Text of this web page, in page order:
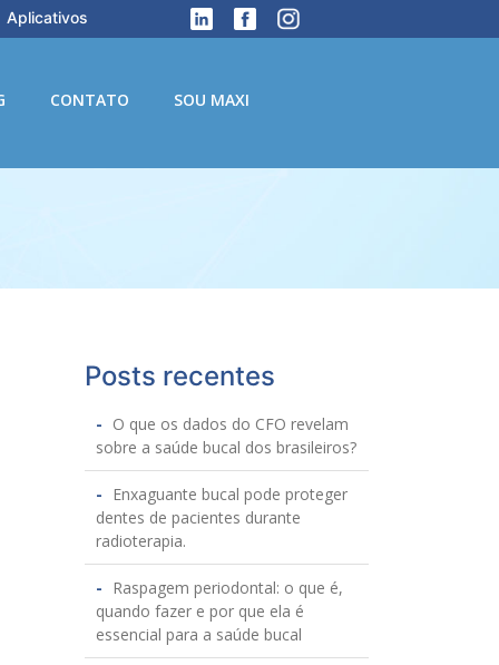
Aplicativos
CONTATO SOU MAXI
Posts recentes
O que os dados do CFO revelam
sobre a saúde bucal dos brasileiros?
Enxaguante bucal pode proteger
dentes de pacientes durante
radioterapia.
Raspagem periodontal: o que é,
quando fazer e por que ela é
essencial para a saúde bucal